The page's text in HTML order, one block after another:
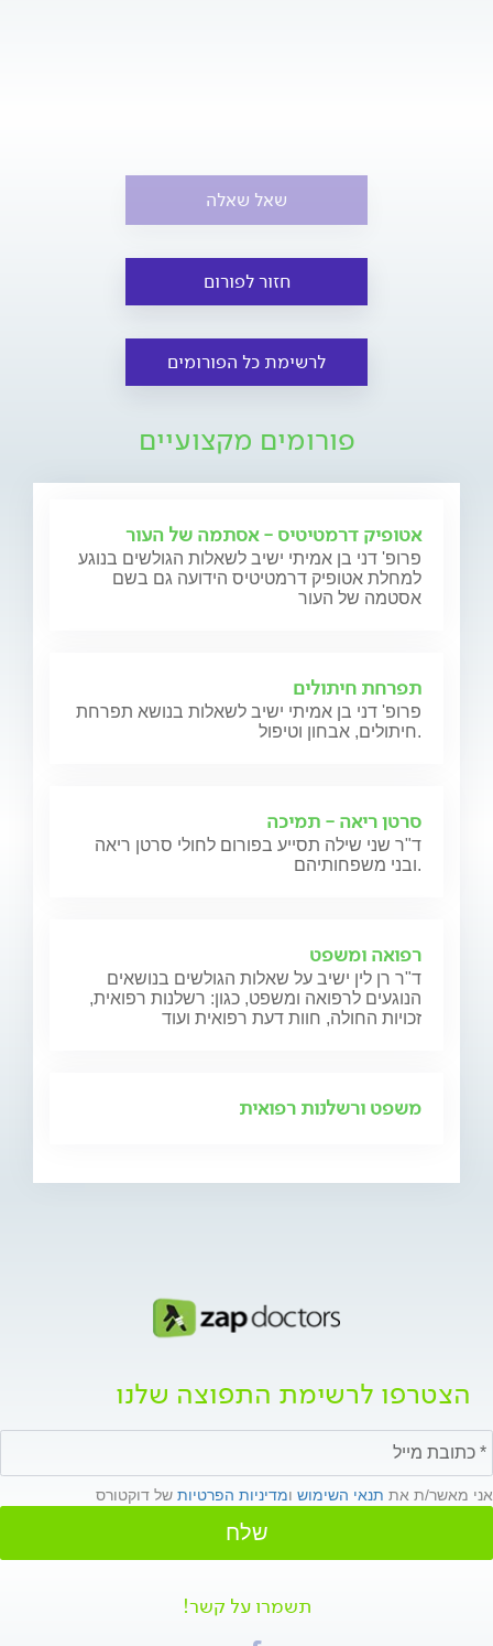
שאל שאלה
חזור לפורום
לרשימת כל הפורומים
פורומים מקצועיים
אטופיק דרמטיטיס - אסתמה של העור
פרופ' דני בן אמיתי ישיב לשאלות הגולשים בנוגע
למחלת אטופיק דרמטיטיס הידועה גם בשם
אסטמה של העור
תפרחת חיתולים
פרופ' דני בן אמיתי ישיב לשאלות בנושא תפרחת
חיתולים, אבחון וטיפול.
סרטן ריאה - תמיכה
ד"ר שני שילה תסייע בפורום לחולי סרטן ריאה
ובני משפחותיהם.
רפואה ומשפט
ד"ר רן לין ישיב על שאלות הגולשים בנושאים
הנוגעים לרפואה ומשפט, כגון: רשלנות רפואית,
זכויות החולה, חוות דעת רפואית ועוד
משפט ורשלנות רפואית
הצטרפו לרשימת התפוצה שלנו
אני מאשר/ת את תנאי השימוש ומדיניות הפרטיות של דוקטורס
שלח
תשמרו על קשר!